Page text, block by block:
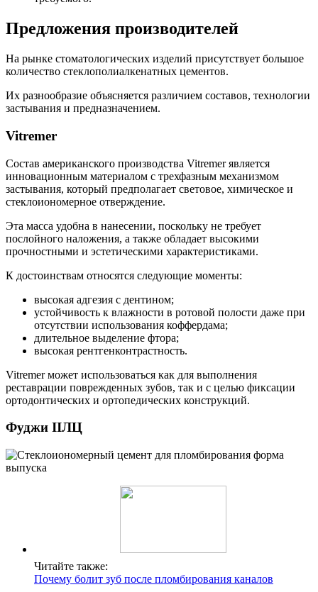
Предложения производителей
На рынке стоматологических изделий присутствует большое
количество стеклополиалкенатных цементов.
Их разнообразие объясняется различием составов, технологии
застывания и предназначением.
Vitremer
Состав американского производства Vitremer является
инновационным материалом с трехфазным механизмом
застывания, который предполагает световое, химическое и
стеклоиономерное отверждение.
Эта масса удобна в нанесении, поскольку не требует
послойного наложения, а также обладает высокими
прочностными и эстетическими характеристиками.
К достоинствам относятся следующие моменты:
высокая адгезия с дентином;
устойчивость к влажности в ротовой полости даже при
отсутствии использования коффердама;
длительное выделение фтора;
высокая рентгенконтрастность.
Vitremer может использоваться как для выполнения
реставрации поврежденных зубов, так и с целью фиксации
ортодонтических и ортопедических конструкций.
Фуджи IIЛЦ
Читайте также:
Почему болит зуб после пломбирования каналов